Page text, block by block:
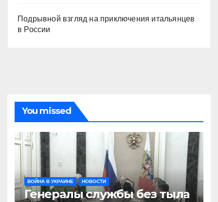
Подрывной взгляд на приключения итальянцев
в России
You missed
ВОЙНА В УКРАИНЕ НОВОСТИ
Генералы службы без тыла